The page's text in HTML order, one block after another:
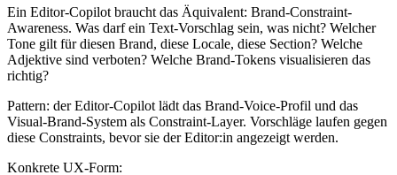
Ein Editor-Copilot braucht das Äquivalent: Brand-Constraint-
Awareness. Was darf ein Text-Vorschlag sein, was nicht? Welcher
Tone gilt für diesen Brand, diese Locale, diese Section? Welche
Adjektive sind verboten? Welche Brand-Tokens visualisieren das
richtig?
Pattern: der Editor-Copilot lädt das Brand-Voice-Profil und das
Visual-Brand-System als Constraint-Layer. Vorschläge laufen gegen
diese Constraints, bevor sie der Editor:in angezeigt werden.
Konkrete UX-Form: